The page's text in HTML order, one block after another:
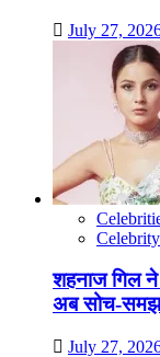
July 27,
शहनाज गिल ने
अब सोच-
July 27,